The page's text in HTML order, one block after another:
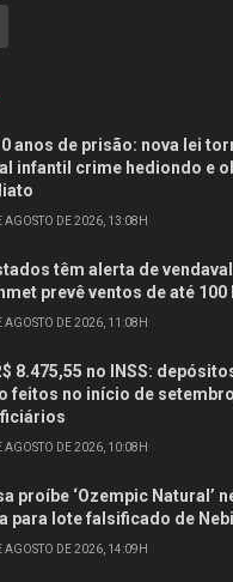
anos de prisão: nova lei
infantil crime hediondo e
AGOSTO DE 2026, 13:08H
têm alerta de
prevê ventos de até 100
AGOSTO DE 2026, 11:08H
8.475,55 no INSS:
feitos no início de
AGOSTO DE 2026, 10:08H
proíbe ‘Ozempic Natural’
para lote falsificado de
AGOSTO DE 2026, 14:09H